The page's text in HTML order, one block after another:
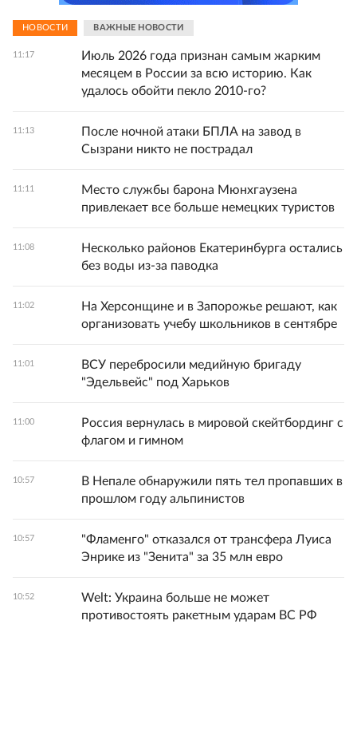
НОВОСТИ ВАЖНЫЕ НОВОСТИ
11:17
Июль 2026 года признан самым жарким
месяцем в России за всю историю. Как
удалось обойти пекло 2010-го?
11:13
После ночной атаки БПЛА на завод в
Сызрани никто не пострадал
11:11
Место службы барона Мюнхгаузена
привлекает все больше немецких туристов
11:08
Несколько районов Екатеринбурга остались
без воды из-за паводка
11:02
На Херсонщине и в Запорожье решают, как
организовать учебу школьников в сентябре
11:01
ВСУ перебросили медийную бригаду
"Эдельвейс" под Харьков
11:00
Россия вернулась в мировой скейтбординг с
флагом и гимном
10:57
В Непале обнаружили пять тел пропавших в
прошлом году альпинистов
10:57
"Фламенго" отказался от трансфера Луиса
Энрике из "Зенита" за 35 млн евро
10:52
Welt: Украина больше не может
противостоять ракетным ударам ВС РФ